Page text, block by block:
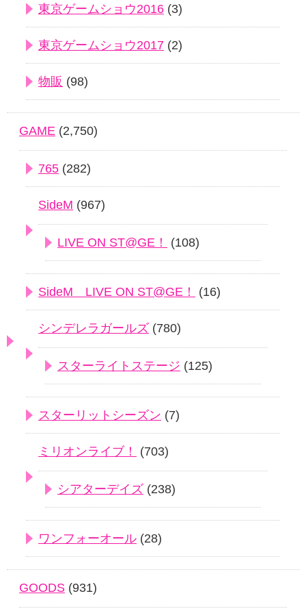
東京ゲームショウ2016 (3)
東京ゲームショウ2017 (2)
物販 (98)
GAME (2,750)
765 (282)
SideM (967)
LIVE ON ST@GE！ (108)
SideM LIVE ON ST@GE！ (16)
シンデレラガールズ (780)
スターライトステージ (125)
スターリットシーズン (7)
ミリオンライブ！ (703)
シアターデイズ (238)
ワンフォーオール (28)
GOODS (931)